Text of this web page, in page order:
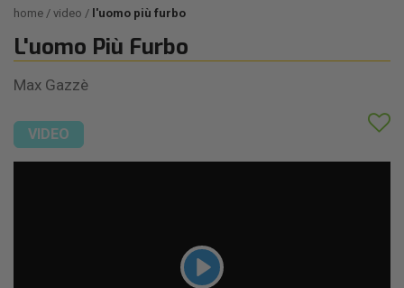
home video l'uomo più furbo
L'uomo Più Furbo
Max Gazzè
VIDEO